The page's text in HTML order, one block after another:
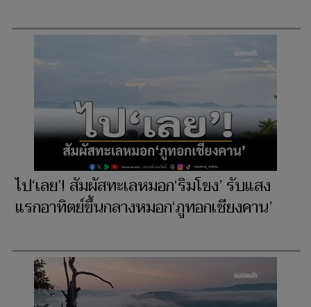
ไป‘เลย’! สัมผัสทะเลหมอก‘ริมโขง’ รับแสง
แรกอาทิตย์ขึ้นกลางหมอก‘ภูทอกเชียงคาน’